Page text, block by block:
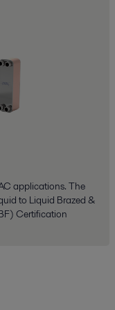
applications. The
to Liquid Brazed &
Certification